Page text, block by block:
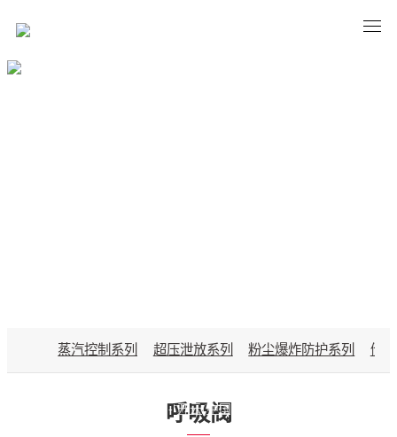
PRODUCTS
开云(中国)
-开云(中国)
蒸汽控制系列 超压泄放系列 粉尘爆炸防护系列 储
呼吸阀